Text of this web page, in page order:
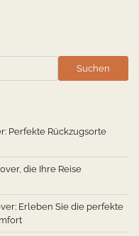
Suchen
Perfekte Rückzugsorte
die Ihre Reise
Erleben Sie die perfekte